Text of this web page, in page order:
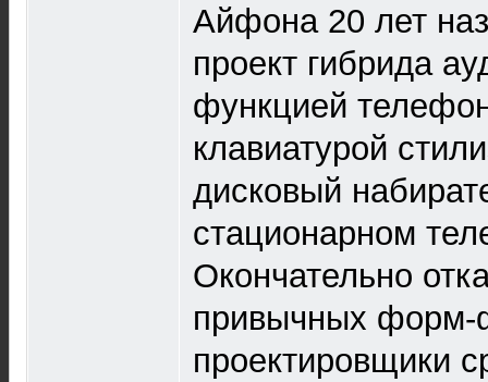
Айфона 20 лет
проект гибрида
функцией
клавиатурой
дисковый
стационарном
Окончательно
привычных форм-
проектировщики